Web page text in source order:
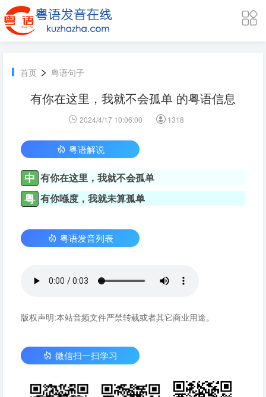
首页 > 粤语句子
有你在这里，我就不会孤单 的粤语信息
2024/4/17 10:06:00 1318
粤语解说
中 有你在这里，我就不会孤单
粤 有你喺度，我就未算孤单
粤语发音列表
版权声明:本站音频文件严禁转载或者其它商业用途。
微信扫一扫学习